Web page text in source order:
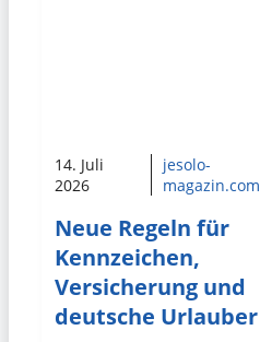
14. Juli
2026
jesolo-
magazin.com
Neue Regeln für
Kennzeichen,
Versicherung und
deutsche Urlauber